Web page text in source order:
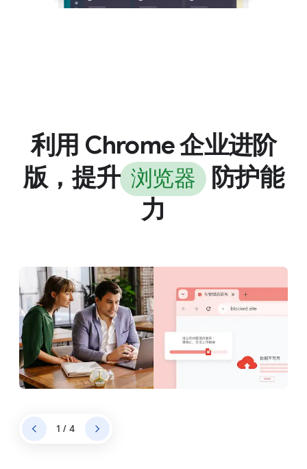
利用 Chrome 企业进阶
版，提升 浏览器 防护能
力
1 / 4